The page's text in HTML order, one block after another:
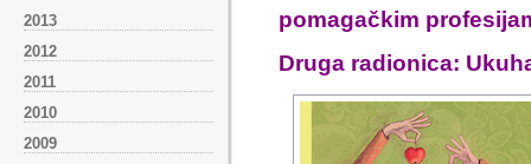
2013
2012
2011
2010
2009
pomagačkim
Druga radionica: